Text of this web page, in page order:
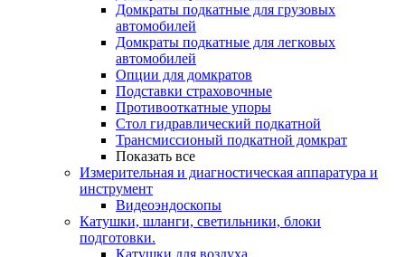
Домкраты подкатные для грузовых
автомобилей
Домкраты подкатные для легковых
автомобилей
Опции для домкратов
Подставки страховочные
Противооткатные упоры
Стол гидравлический подкатной
Трансмиссионый подкатной домкрат
Показать все
Измерительная и диагностическая аппаратура и
инструмент
Видеоэндоскопы
Катушки, шланги, светильники, блоки
подготовки.